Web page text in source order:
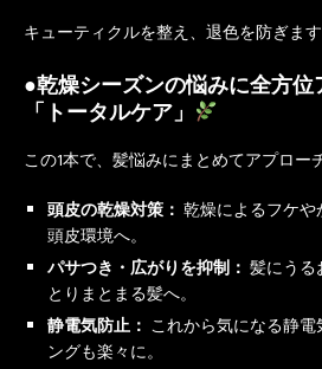
キューティクルを整え、退色を防ぎます
●乾燥シーズンの悩みに全方
「トータルケア」
この1本で、髪悩みにまとめてアプロー
頭皮の乾燥対策： 乾燥によるフケ
頭皮環境へ。
パサつき・広がりを抑制： 髪にうる
とりまとまる髪へ。
静電気防止： これから気になる静
ングも楽々に。